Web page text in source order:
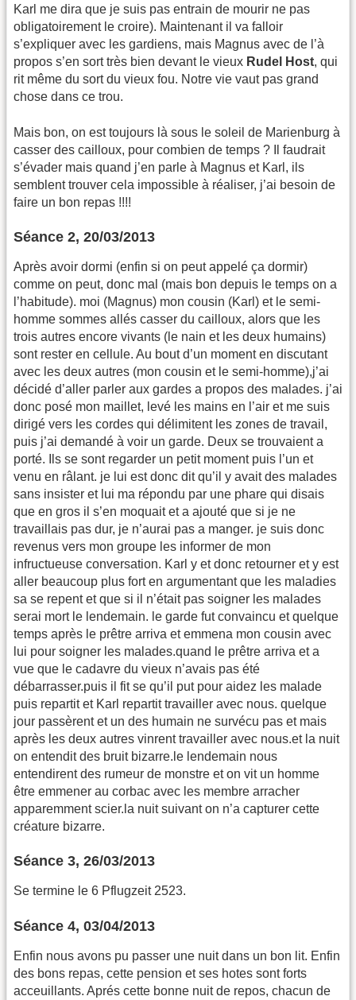
Karl me dira que je suis pas entrain de mourir ne pas
obligatoirement le croire). Maintenant il va falloir
s’expliquer avec les gardiens, mais Magnus avec de l’à
propos s’en sort très bien devant le vieux Rudel Host, qui
rit même du sort du vieux fou. Notre vie vaut pas grand
chose dans ce trou.
Mais bon, on est toujours là sous le soleil de Marienburg à
casser des cailloux, pour combien de temps ? Il faudrait
s’évader mais quand j’en parle à Magnus et Karl, ils
semblent trouver cela impossible à réaliser, j’ai besoin de
faire un bon repas !!!!
Séance 2, 20/03/2013
Après avoir dormi (enfin si on peut appelé ça dormir)
comme on peut, donc mal (mais bon depuis le temps on a
l’habitude). moi (Magnus) mon cousin (Karl) et le semi-
homme sommes allés casser du cailloux, alors que les
trois autres encore vivants (le nain et les deux humains)
sont rester en cellule. Au bout d’un moment en discutant
avec les deux autres (mon cousin et le semi-homme),j’ai
décidé d’aller parler aux gardes a propos des malades. j’ai
donc posé mon maillet, levé les mains en l’air et me suis
dirigé vers les cordes qui délimitent les zones de travail,
puis j’ai demandé à voir un garde. Deux se trouvaient a
porté. Ils se sont regarder un petit moment puis l’un et
venu en râlant. je lui est donc dit qu’il y avait des malades
sans insister et lui ma répondu par une phare qui disais
que en gros il s’en moquait et a ajouté que si je ne
travaillais pas dur, je n’aurai pas a manger. je suis donc
revenus vers mon groupe les informer de mon
infructueuse conversation. Karl y et donc retourner et y est
aller beaucoup plus fort en argumentant que les maladies
sa se repent et que si il n’était pas soigner les malades
serai mort le lendemain. le garde fut convaincu et quelque
temps après le prêtre arriva et emmena mon cousin avec
lui pour soigner les malades.quand le prêtre arriva et a
vue que le cadavre du vieux n’avais pas été
débarrasser.puis il fit se qu’il put pour aidez les malade
puis repartit et Karl repartit travailler avec nous. quelque
jour passèrent et un des humain ne survécu pas et mais
après les deux autres vinrent travailler avec nous.et la nuit
on entendit des bruit bizarre.le lendemain nous
entendirent des rumeur de monstre et on vit un homme
être emmener au corbac avec les membre arracher
apparemment scier.la nuit suivant on n’a capturer cette
créature bizarre.
Séance 3, 26/03/2013
Se termine le 6 Pflugzeit 2523.
Séance 4, 03/04/2013
Enfin nous avons pu passer une nuit dans un bon lit. Enfin
des bons repas, cette pension et ses hotes sont forts
acceuillants. Aprés cette bonne nuit de repos, chacun de